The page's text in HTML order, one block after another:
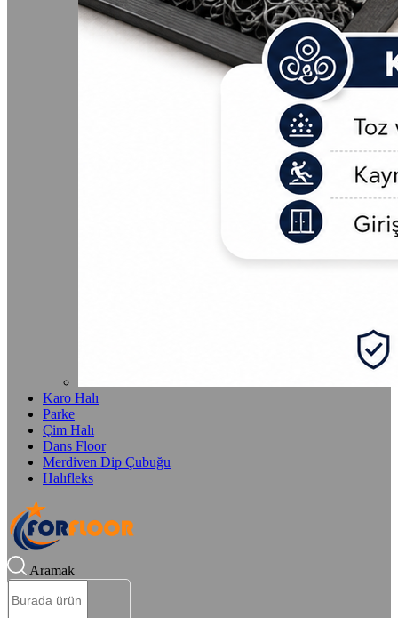
Karo Halı
Parke
Çim Halı
Dans Floor
Merdiven Dip Çubuğu
Halıfleks
Aramak